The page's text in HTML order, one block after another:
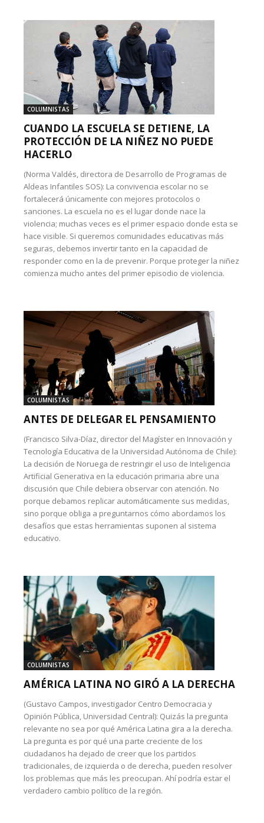
COLUMNISTAS
CUANDO LA ESCUELA SE DETIENE, LA
PROTECCIÓN DE LA NIÑEZ NO PUEDE
HACERLO
(Norma Valdés, directora de Desarrollo de Programas de
Aldeas Infantiles SOS): La convivencia escolar no se
fortalecerá únicamente con mejores protocolos o
sanciones. La escuela no es el lugar donde nace la
violencia; muchas veces es el primer espacio donde esta se
hace visible. Si queremos comunidades educativas más
seguras, debemos invertir tanto en la capacidad de
responder como en la de prevenir. Porque proteger la niñez
comienza mucho antes del primer episodio de violencia.
COLUMNISTAS
ANTES DE DELEGAR EL PENSAMIENTO
(Francisco Silva-Díaz, director del Magíster en Innovación y
Tecnología Educativa de la Universidad Autónoma de Chile):
La decisión de Noruega de restringir el uso de Inteligencia
Artificial Generativa en la educación primaria abre una
discusión que Chile debiera observar con atención. No
porque debamos replicar automáticamente sus medidas,
sino porque obliga a preguntarnos cómo abordamos los
desafíos que estas herramientas suponen al sistema
educativo.
COLUMNISTAS
AMÉRICA LATINA NO GIRÓ A LA DERECHA
(Gustavo Campos, investigador Centro Democracia y
Opinión Pública, Universidad Central): Quizás la pregunta
relevante no sea por qué América Latina gira a la derecha.
La pregunta es por qué una parte creciente de los
ciudadanos ha dejado de creer que los partidos
tradicionales, de izquierda o de derecha, pueden resolver
los problemas que más les preocupan. Ahí podría estar el
verdadero cambio político de la región.